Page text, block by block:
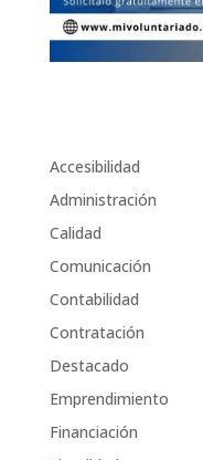
Accesibilidad
Administración
Calidad
Comunicación
Contabilidad
Contratación
Destacado
Emprendimiento
Financiación